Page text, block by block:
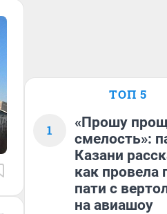
ТОП 5
1
«Прошу
смелость»:
Казани
как провела
пати с
на авиашоу